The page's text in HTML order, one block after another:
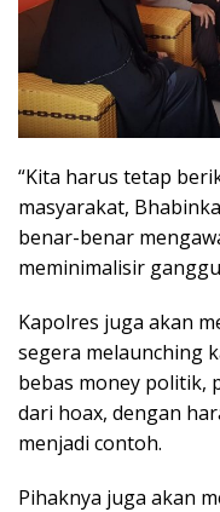
“Kita harus tetap
masyarakat,
benar-benar
meminimalisir
Kapolres juga akan
segera melaunching
bebas money politik,
dari hoax, dengan
menjadi contoh.
Pihaknya juga akan